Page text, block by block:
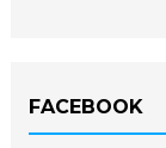
FACEBOOK